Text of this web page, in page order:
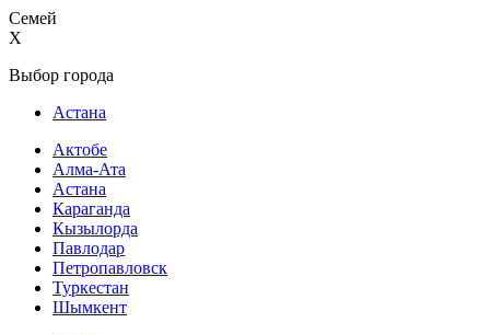
Семей
X
Выбор города
Астана
Актобе
Алма-Ата
Астана
Караганда
Кызылорда
Павлодар
Петропавловск
Туркестан
Шымкент